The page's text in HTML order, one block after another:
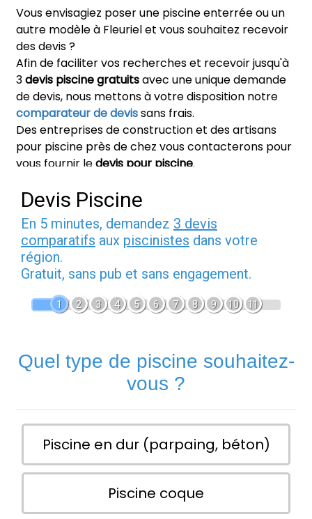
Vous envisagiez poser une piscine enterrée ou un
autre modèle à Fleuriel et vous souhaitez recevoir
des devis ?
Afin de faciliter vos recherches et recevoir jusqu'à
3devis piscine gratuitsavec une unique demande
de devis, nous mettons à votre disposition notre
comparateur de devissans frais.
Des entreprises de construction et des artisans
pour piscine près de chez vous contacterons pour
vous fournir ledevis pour piscine.
Devis Piscine
En 5 minutes, demandez 3 devis
comparatifs aux piscinistes dans votre
région.
Gratuit, sans pub et sans engagement.
1 2 3 4 5 6 7 8 9 10 11
Quel type de piscine souhaitez-
vous ?
Piscine en dur (parpaing, béton)
Piscine coque